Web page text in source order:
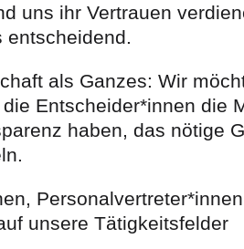
uns ihr Vertrauen
entscheidend.
als Ganzes: Wir
Entscheider*innen die
haben, das nötige
unsere Tätigkeitsfelder